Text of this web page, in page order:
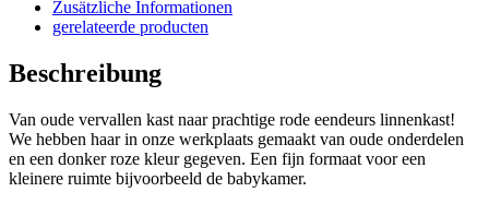
Zusätzliche Informationen
gerelateerde producten
Beschreibung
Van oude vervallen kast naar prachtige rode eendeurs linnenkast!
We hebben haar in onze werkplaats gemaakt van oude onderdelen
en een donker roze kleur gegeven. Een fijn formaat voor een
kleinere ruimte bijvoorbeeld de babykamer.